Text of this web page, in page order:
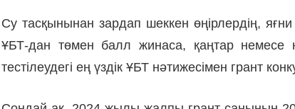
Су тасқынынан зардап шеккен өңірлердің,
ҰБТ-дан төмен балл жинаса, қаңтар немесе
тестілеудегі ең үздік ҰБТ нәтижесімен грант